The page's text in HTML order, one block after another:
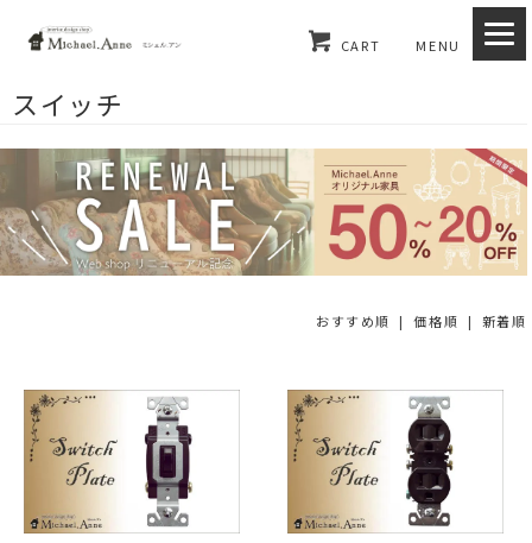
CART MENU
スイッチ
おすすめ順 |価格順 | 新着順